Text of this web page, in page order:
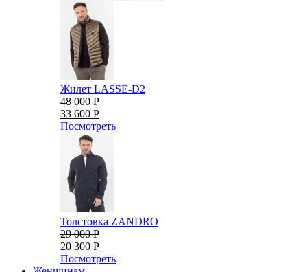
Жилет LASSE-D2
48 000 Р
33 600 Р
Посмотреть
Толстовка ZANDRO
29 000 Р
20 300 Р
Посмотреть